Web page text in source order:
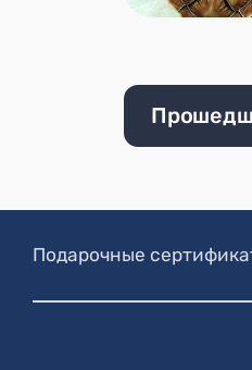
Подарочные